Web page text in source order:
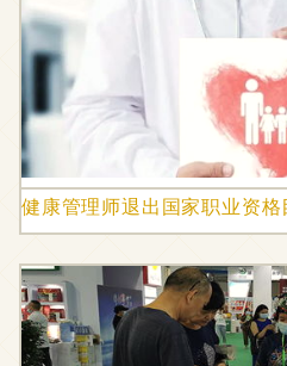
健康管理师退出国家职业资